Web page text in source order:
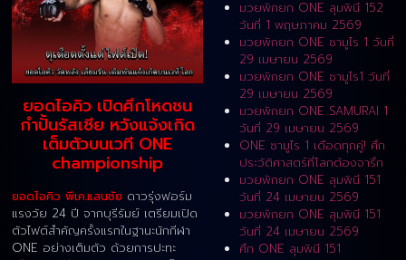
ยอดไอคิว เปิดศึกโหดชน
กำปั้นรัสเซีย หวังแจ้งเกิด
เต็มตัวบนเวที ONE
championship
ยอดไอคิว พีเค.แสนชัย ดาวรุ่งฟอร์ม
แรงวัย 24 ปี จากบุรีรัมย์ เตรียมเปิด
ตัวไฟต์สำคัญครั้งแรกในฐานะนักกีฬา
ONE อย่างเต็มตัว ด้วยการปะทะ
มวยพักยก ONE ลุมพินี 152
วันที่ 1 พฤษภาคม 2569
มวยพักยก ONE ซามูไร 1 วันที่
29 เมษายน 2569
มวยพักยก ONE ซามูไร1 วันที่
29 เมษายน 2569
มวยพักยก ONE SAMURAI 1
วันที่ 29 เมษายน 2569
ONE ซามูไร 1 เดือดทุกคู่! ศึก
ประวัติศาสตร์ที่โลกต้องจารึก
มวยพักยก ONE ลุมพินี 151
วันที่ 24 เมษายน 2569
มวยพักยก ONE ลุมพินี 151
วันที่ 24 เมษายน 2569
ศึก ONE ลุมพินี 151